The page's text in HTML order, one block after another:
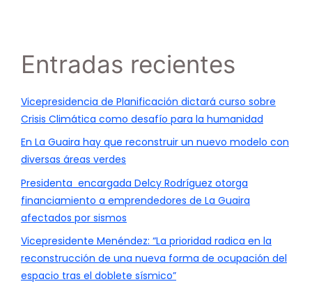
Entradas recientes
Vicepresidencia de Planificación dictará curso sobre
Crisis Climática como desafío para la humanidad
En La Guaira hay que reconstruir un nuevo modelo con
diversas áreas verdes
Presidenta encargada Delcy Rodríguez otorga
financiamiento a emprendedores de La Guaira
afectados por sismos
Vicepresidente Menéndez: “La prioridad radica en la
reconstrucción de una nueva forma de ocupación del
espacio tras el doblete sísmico”